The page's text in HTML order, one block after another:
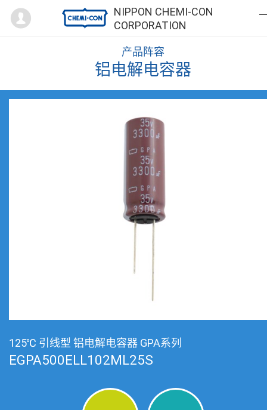
NIPPON CHEMI-CON
CORPORATION
Mypage
产品阵容
铝电解电容器
125℃ 引线型 铝电解电容器 GPA系列
EGPA500ELL102ML25S